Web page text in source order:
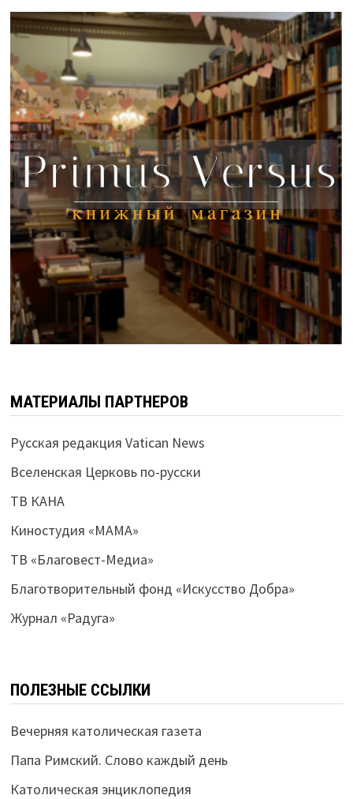
МАТЕРИАЛЫ ПАРТНЕРОВ
Русская редакция Vatican News
Вселенская Церковь по-русски
ТВ КАНА
Киностудия «МАМА»
ТВ «Благовест-Медиа»
Благотворительный фонд «Искусство Добра»
Журнал «Радуга»
ПОЛЕЗНЫЕ ССЫЛКИ
Вечерняя католическая газета
Папа Римский. Слово каждый день
Католическая энциклопедия